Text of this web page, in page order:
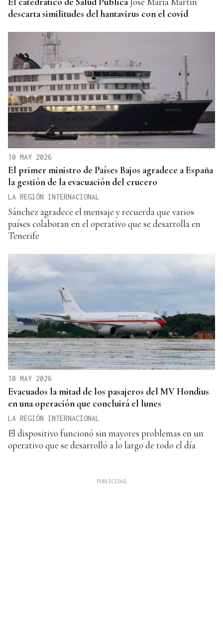
descarta similitudes del hantavirus con el covid
10 MAY 2026
El primer ministro de Países Bajos agradece a España
la gestión de la evacuación del crucero
LA REGIÓN INTERNACIONAL
Sánchez agradece el mensaje y recuerda que varios
países colaboran en el operativo que se desarrolla en
Tenerife
10 MAY 2026
Evacuados la mitad de los pasajeros del MV Hondius
en una operación que concluirá el lunes
LA REGIÓN INTERNACIONAL
El dispositivo funcionó sin mayores problemas en un
operativo que se desarrolló a lo largo de todo el día